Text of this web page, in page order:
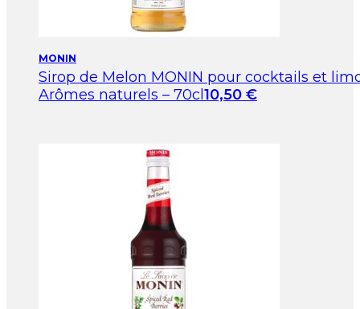
MONIN
Sirop de Melon MONIN pour cocktails et
Arômes naturels – 70cl 10,50 €